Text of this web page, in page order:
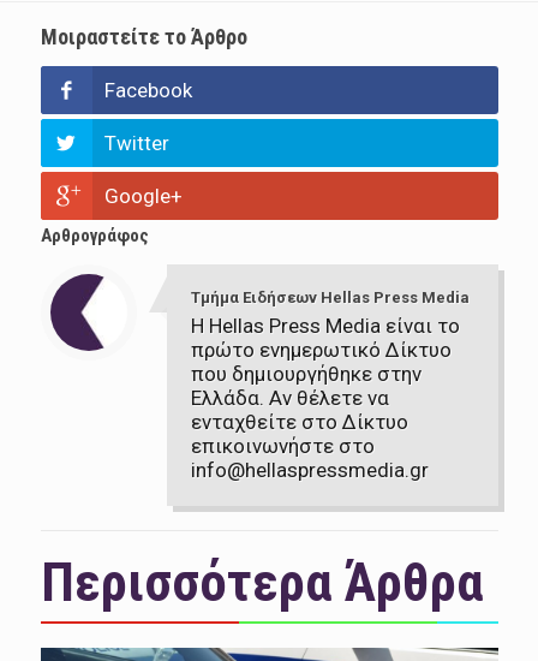
Μοιραστείτε το Άρθρο
Facebook
Twitter
Google+
Αρθρογράφος
Τμήμα Ειδήσεων Hellas Press Media
Η Hellas Press Media είναι το
πρώτο ενημερωτικό Δίκτυο
που δημιουργήθηκε στην
Ελλάδα. Αν θέλετε να
ενταχθείτε στο Δίκτυο
επικοινωνήστε στο
info@hellaspressmedia.gr
Περισσότερα Άρθρα